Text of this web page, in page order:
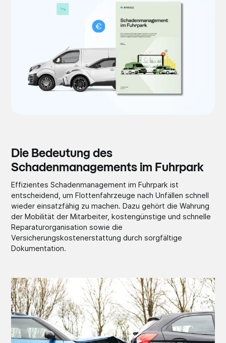
Die Bedeutung des
Schadenmanagements im Fuhrpark
Effizientes Schadenmanagement im Fuhrpark ist
entscheidend, um Flottenfahrzeuge nach Unfällen schnell
wieder einsatzfähig zu machen. Dazu gehört die Wahrung
der Mobilität der Mitarbeiter, kostengünstige und schnelle
Reparaturorganisation sowie die
Versicherungskostenerstattung durch sorgfältige
Dokumentation.